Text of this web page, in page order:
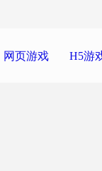
网页游戏 H5游